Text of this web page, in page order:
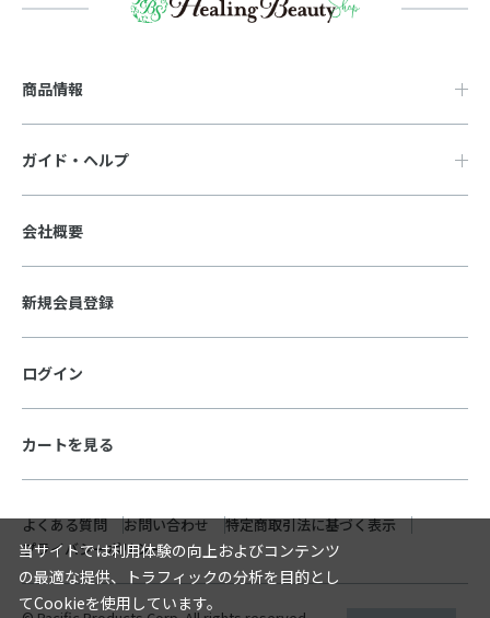
商品情報
ガイド・ヘルプ
会社概要
新規会員登録
ログイン
カートを見る
よくある質問 お問い合わせ
特定商取引法に基づく表示
プライバシーポリシー
当サイトでは利用体験の向上およびコンテンツ
の最適な提供、トラフィックの分析を目的とし
てCookieを使用しています。